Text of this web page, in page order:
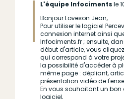
L'équipe Infocimentsle
En
réponse
à
(sans
sujet)
par
loveson.jean@e…
Bonjour Loveson Jean,
Pour utiliser le logiciel
connexion internet ainsi
Infociments.fr ; ensuite,
début d'article, vous
qui correspond à votre
la possibilité d'accéder à
même page : dépliant,
présentation vidéo de
En vous souhaitant un
logiciel,